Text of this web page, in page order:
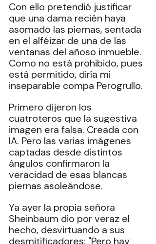
Con ello pretendió justificar
que una dama recién haya
asomado las piernas, sentada
en el alféizar de una de las
ventanas del añoso inmueble.
Como no está prohibido, pues
está permitido, diría mi
inseparable compa Perogrullo.
Primero dijeron los
cuatroteros que la sugestiva
imagen era falsa. Creada con
IA. Pero las varias imágenes
captadas desde distintos
ángulos confirmaron la
veracidad de esas blancas
piernas asoleándose.
Ya ayer la propia señora
Sheinbaum dio por veraz el
hecho, desvirtuando a sus
desmitificadores: "Pero hay